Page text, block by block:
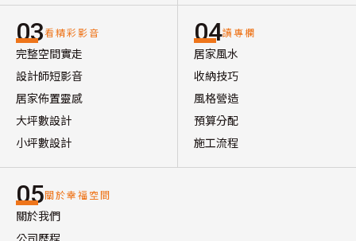
03看精彩影音
完整空間實走
設計師短影音
居家佈置靈感
大坪數設計
小坪數設計
04讀專欄
居家風水
收納技巧
風格營造
預算分配
施工流程
05關於幸福空間
關於我們
公司歷程